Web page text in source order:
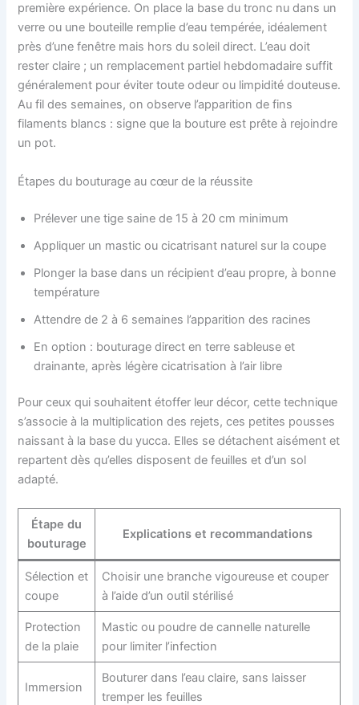
première expérience. On place la base du tronc nu dans un
verre ou une bouteille remplie d’eau tempérée, idéalement
près d’une fenêtre mais hors du soleil direct. L’eau doit
rester claire ; un remplacement partiel hebdomadaire suffit
généralement pour éviter toute odeur ou limpidité douteuse.
Au fil des semaines, on observe l’apparition de fins
filaments blancs : signe que la bouture est prête à rejoindre
un pot.
Étapes du bouturage au cœur de la réussite
Prélever une tige saine de 15 à 20 cm minimum
Appliquer un mastic ou cicatrisant naturel sur la coupe
Plonger la base dans un récipient d’eau propre, à bonne
température
Attendre de 2 à 6 semaines l’apparition des racines
En option : bouturage direct en terre sableuse et
drainante, après légère cicatrisation à l’air libre
Pour ceux qui souhaitent étoffer leur décor, cette technique
s’associe à la multiplication des rejets, ces petites pousses
naissant à la base du yucca. Elles se détachent aisément et
repartent dès qu’elles disposent de feuilles et d’un sol
adapté.
Étape du
bouturage
Explications et recommandations
Sélection et
coupe
Choisir une branche vigoureuse et couper
à l’aide d’un outil stérilisé
Protection
de la plaie
Mastic ou poudre de cannelle naturelle
pour limiter l’infection
Immersion
Bouturer dans l’eau claire, sans laisser
tremper les feuilles